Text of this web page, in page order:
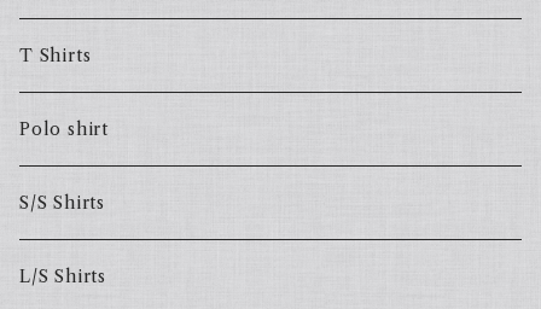
T Shirts
Polo shirt
S/S Shirts
L/S Shirts